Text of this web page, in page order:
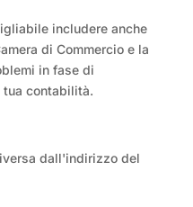
includere anche
di Commercio e la
in fase di
contabilità.
dall'indirizzo del